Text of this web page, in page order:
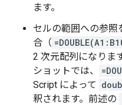
ます。
セルの範囲への参照
合（
2 次元配列になりま
ショットでは、
Script によって
釈されます。前述の